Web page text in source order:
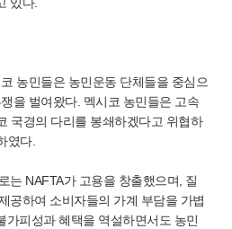
농민들은 농민운동 단체들을 중심으
을 벌여왔다. 멕시코 농민들은 고속
국경의 다리를 봉쇄하겠다고 위협하
였다.
는 NAFTA가 고용을 창출했으며, 질
공하여 소비자들의 가계 부담을 가볍
가피성과 혜택을 역설하면서도 농민